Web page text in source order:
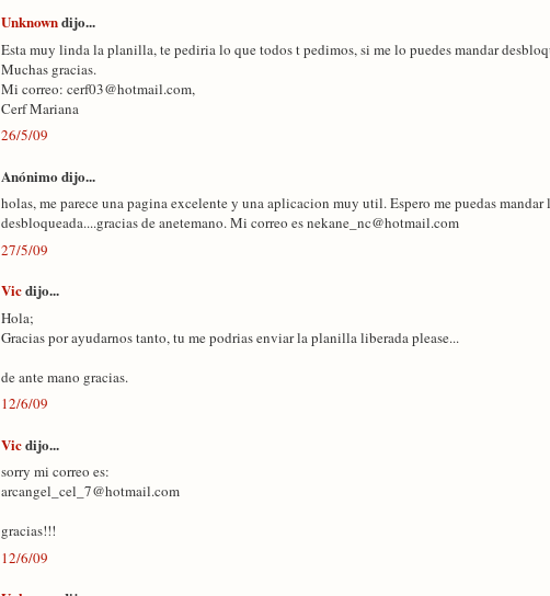
Unknowndijo...
Esta muy linda la planilla, te pediria lo que todos t pedimos, si me lo puedes mandar
Muchas gracias.
Mi correo: cerf03@hotmail.com,
Cerf Mariana
26/5/09
Anónimo dijo...
holas, me parece una pagina excelente y una aplicacion muy util. Espero me puedas
desbloqueada....gracias de anetemano. Mi correo es nekane_nc@hotmail.com
27/5/09
Vicdijo...
Hola;
Gracias por ayudarnos tanto, tu me podrias enviar la planilla liberada please...
de ante mano gracias.
12/6/09
Vicdijo...
sorry mi correo es:
arcangel_cel_7@hotmail.com
gracias!!!
12/6/09